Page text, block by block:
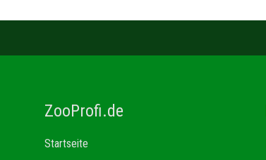
ZooProfi.de
Startseite